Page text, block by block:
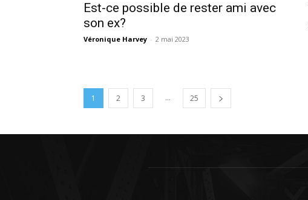
Est-ce possible de rester ami avec
son ex?
Véronique Harvey - 2 mai 2023
1 2 3 ... 25